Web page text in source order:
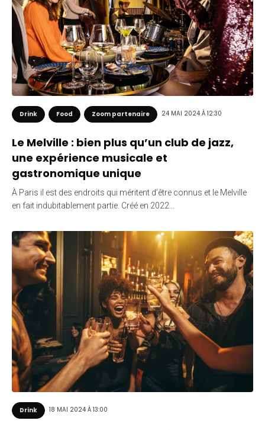
Drink Food Zoom partenaire 24 MAI 2024 À 12:30
Le Melville : bien plus qu’un club de jazz,
une expérience musicale et
gastronomique unique
À Paris il est des endroits qui méritent d’être connus et le Melville
en fait indubitablement partie. Créé en 2022…
Drink 18 MAI 2024 À 13:00